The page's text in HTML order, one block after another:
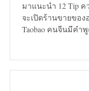
มาแนะนำ 12 Tip ค
จะเปิดร้านขายของ
Taobao คนจีนมีคำ